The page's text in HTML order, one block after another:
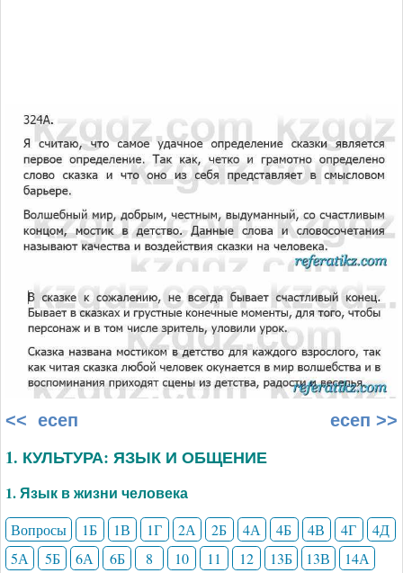
<< есеп есеп >>
1. КУЛЬТУРА: ЯЗЫК И ОБЩЕНИЕ
1. Язык в жизни человека
Вопросы 1Б 1В 1Г 2А 2Б 4А 4Б 4В 4Г
4Д
5А
5Б 6А 6Б 8 10 11 12 13Б 13В
14А